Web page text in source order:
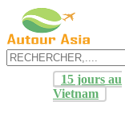
15 jours au
Vietnam